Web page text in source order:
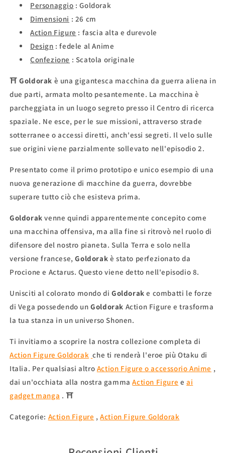
Personaggio : Goldorak
Dimensioni : 26 cm
Action Figure : fascia alta e durevole
Design : fedele al Anime
Confezione : Scatola originale
⛩ Goldorak è una gigantesca macchina da guerra aliena in
due parti, armata molto pesantemente. La macchina è
parcheggiata in un luogo segreto presso il Centro di ricerca
spaziale. Ne esce, per le sue missioni, attraverso strade
sotterranee o accessi diretti, anch'essi segreti. Il velo sulle
sue origini viene parzialmente sollevato nell'episodio 2.
Presentato come il primo prototipo e unico esempio di una
nuova generazione di macchine da guerra, dovrebbe
superare tutto ciò che esisteva prima.
Goldorakvenne quindi apparentemente concepito come
una macchina offensiva, ma alla fine si ritrovò nel ruolo di
difensore del nostro pianeta. Sulla Terra e solo nella
versione francese,Goldorak è stato perfezionato da
Procione e Actarus. Questo viene detto nell'episodio 8.
Unisciti al colorato mondo di Goldorak e combatti le forze
di Vega possedendo unGoldorak Action Figure e trasforma
la tua stanza in un universo Shonen.
Ti invitiamo a scoprire la nostra collezione completa di
Action Figure Goldorak che ti renderà l'eroe più Otaku di
Italia. Per qualsiasi altro Action Figure o accessorio Anime ,
dai un'occhiata alla nostra gammaAction Figure eai
gadget manga . ⛩
Categorie: Action Figure ,Action Figure Goldorak